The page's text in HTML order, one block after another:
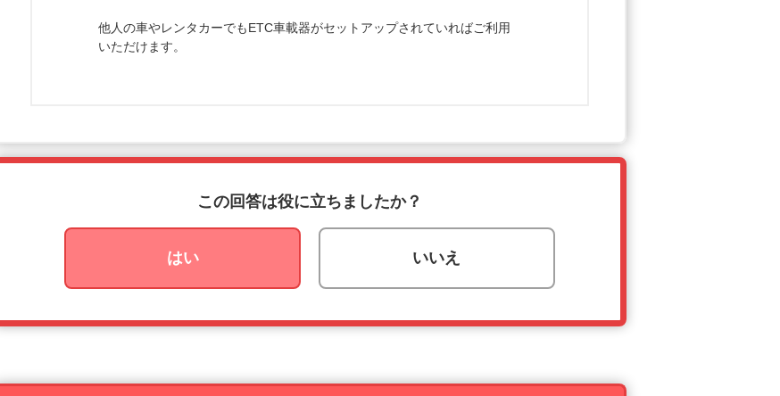
他人の車やレンタカーでもETC車載器がセットアップされていればご利用
いただけます。
この回答は役に立ちましたか？
はい いいえ